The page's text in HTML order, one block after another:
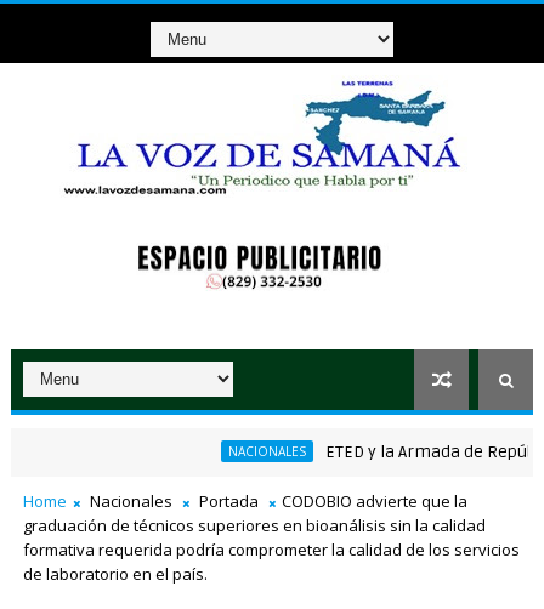
NACIONALES ETED y la Armada de República
ganador de RD$37 millones con el Loto
Home Nacionales Portada
CODOBIO advierte que la
graduación de técnicos superiores en bioanálisis sin la calidad
formativa requerida podría comprometer la calidad de los servicios
de laboratorio en el país.